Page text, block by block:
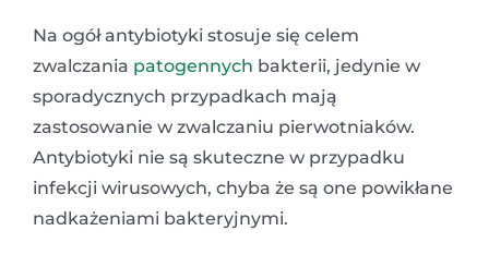
Na ogół antybiotyki stosuje się celem
zwalczania patogennych bakterii, jedynie w
sporadycznych przypadkach mają
zastosowanie w zwalczaniu pierwotniaków.
Antybiotyki nie są skuteczne w przypadku
infekcji wirusowych, chyba że są one powikłane
nadkażeniami bakteryjnymi.